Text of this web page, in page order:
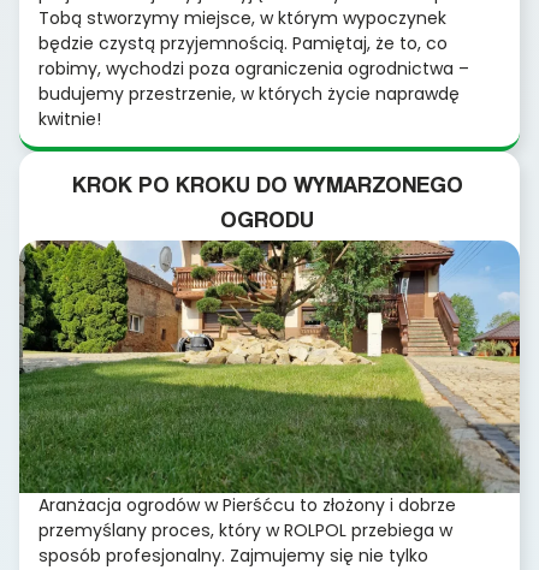
Tobą stworzymy miejsce, w którym wypoczynek
będzie czystą przyjemnością. Pamiętaj, że to, co
robimy, wychodzi poza ograniczenia ogrodnictwa –
budujemy przestrzenie, w których życie naprawdę
kwitnie!
KROK PO KROKU DO WYMARZONEGO
OGRODU
Aranżacja ogrodów w Pierśćcu to złożony i dobrze
przemyślany proces, który w ROLPOL przebiega w
sposób profesjonalny. Zajmujemy się nie tylko